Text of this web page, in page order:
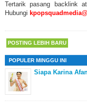
Tertarik pasang backlink
Hubungi
POSTING LEBIH BARU
POPULER MINGGU INI
Siapa Karina